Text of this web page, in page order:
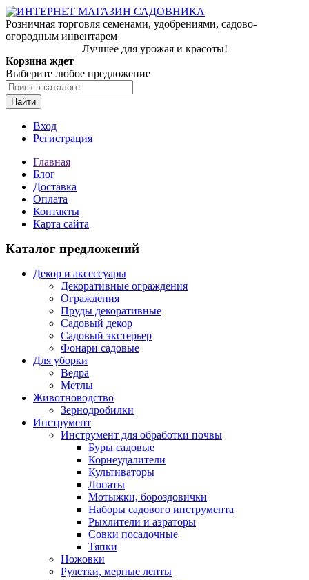
Розничная торговля семенами, удобрениями, садово-
огородным инвентарем
Лучшее для урожая и красоты!
Корзина ждет
Выберите любое предложение
Найти
Вход
Регистрация
Главная
Блог
Доставка
Оплата
Контакты
Карта сайта
Каталог предложений
Декор и аксессуары
Декоративные ограждения
Ограждения
Пруды декоративные
Садовый декор
Садовый экстерьер
Фонари садовые
Для уборки
Ведра
Метлы
Животноводство
Зернодробилки
Инструмент
Инструмент для обработки почвы
Буры садовые
Корнеудалители
Культиваторы
Лопаты
Мотыжки, бороздовички
Наборы садового инструмента
Рыхлители и аэраторы
Совки посадочные
Тяпки
Ножовки
Рулетки, мерные ленты